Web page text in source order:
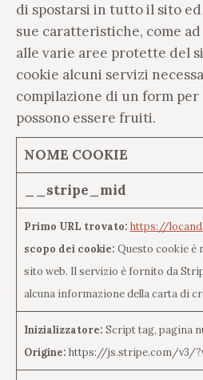
di spostarsi in tutto il sito
sue caratteristiche, come
alle varie aree protette del
cookie alcuni servizi
compilazione di un form per
possono essere fruiti.
NOME COOKIE
__stripe_mid
Primo URL trovato: https://
scopo dei cookie: Questo cookie è
sito web. Il servizio è fornito da
alcuna informazione della carta di
Inizializzatore: Script tag, pagina
Origine: https://js.stripe.com/v3/